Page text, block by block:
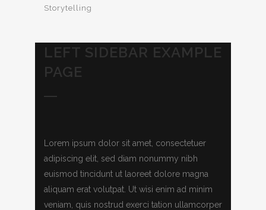
Storytelling
LEFT SIDEBAR EXAMPLE
PAGE
Lorem ipsum dolor sit amet, consectetuer
adipiscing elit, sed diam nonummy nibh
euismod tincidunt ut laoreet dolore magna
aliquam erat volutpat. Ut wisi enim ad minim
veniam, quis nostrud exerci tation ullamcorper